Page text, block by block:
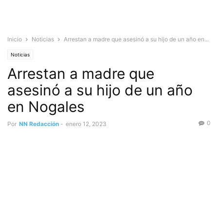
Inicio Noticias Arrestan a madre que asesinó a su hijo de un año en...
Noticias
Arrestan a madre que
asesinó a su hijo de un año
en Nogales
Por NN Redacción - enero 12, 2023 0